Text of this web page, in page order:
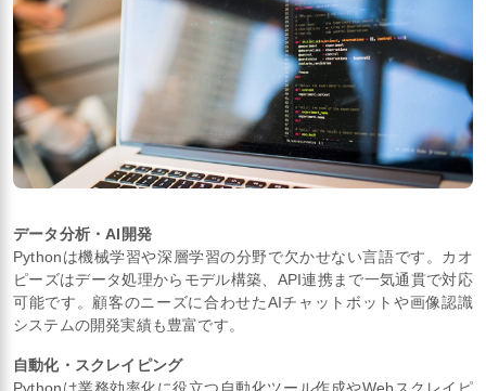
データ分析・AI開発
Pythonは機械学習や深層学習の分野で欠かせない言語です。カオ
ピーズはデータ処理からモデル構築、API連携まで一気通貫で対応
可能です。顧客のニーズに合わせたAIチャットボットや画像認識
システムの開発実績も豊富です。
自動化・スクレイピング
Pythonは業務効率化に役立つ自動化ツール作成やWebスクレイピ